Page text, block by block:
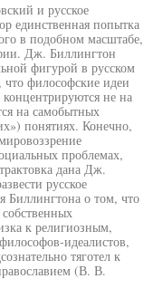
и русское
единственная попытка
в подобном масштабе,
Дж. Биллингтон
фигурой в русском
философские идеи
не на
на самобытных
понятиях. Конечно,
проблемах,
дана Дж.
русское
Биллингтона о том, что
к религиозным,
идеалистов,
тяготел к
(В. В.